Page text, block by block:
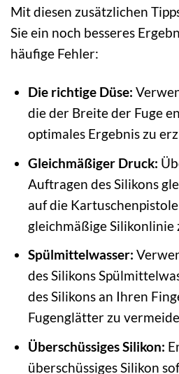
Mit diesen zusätzlichen
Sie ein noch besseres
häufige Fehler:
Die richtige Düse:
die der Breite der Fuge
optimales Ergebnis zu
Gleichmäßiger Druck:
Auftragen des Silikons
auf die
gleichmäßige Silikonlinie
Spülmittelwasser:
des Silikons
des Silikons an Ihren
Fugenglätter zu
Überschüssiges Silikon:
überschüssiges Silikon